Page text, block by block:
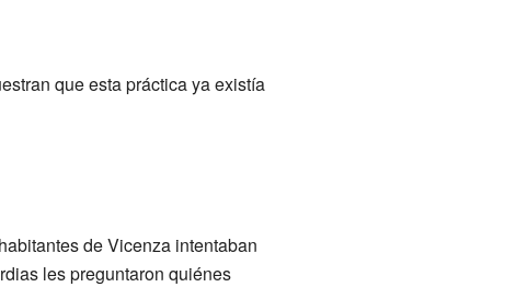
que esta práctica ya existía
de Vicenza intentaban
les preguntaron quiénes